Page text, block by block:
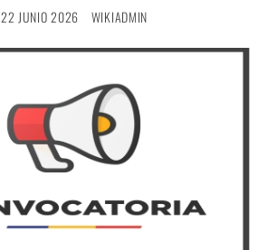
22 JUNIO 2026 WIKIADMIN